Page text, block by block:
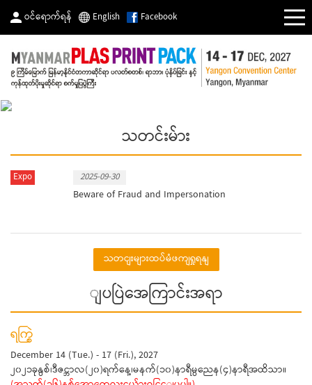
ဝင်ရောက်ရန် English Facebook
သတင်းမ်ား
Expo 2025-09-30
Beware of Fraud and Impersonation
သတငျးများထပ်မံဖကျရှုရနျ
ျပပြဲအေကြာင်းအရာ
ရက္စြဲ
December 14 (Tue.) - 17 (Fri.), 2027
၂၀၂၁ခုနွစ်၊ဒီဇင္ဘာလ(၂၀)ရက်နေ့၊မနက်(၁၀)နာရီမွညေန(၄)နာရီအထိသာ။